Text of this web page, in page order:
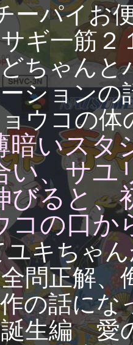
ーパイお
ギ一筋２
ちゃんと
ションの
ウコの
暗いスタ
い、サユ
びると、
コの口か
ユキちゃ
問正解、
の話にな
生編 愛